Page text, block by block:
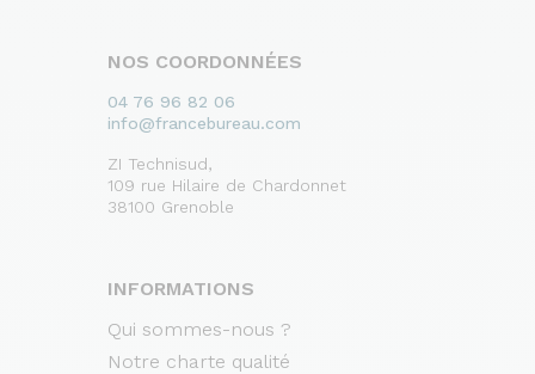
NOS COORDONNÉES
04 76 96 82 06
info@francebureau.com
ZI Technisud,
109 rue Hilaire de Chardonnet
38100 Grenoble
INFORMATIONS
Qui sommes-nous ?
Notre charte qualité